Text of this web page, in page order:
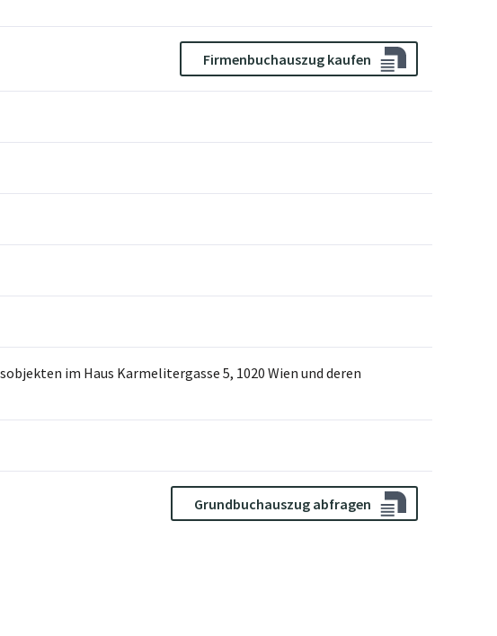
Firmenbuchauszug kaufen
im Haus Karmelitergasse 5, 1020 Wien und deren
Grundbuchauszug abfragen